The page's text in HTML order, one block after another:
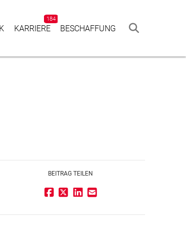
KAR­RIERE
184
BESCHAF­FUNG
BEITRAG TEILEN